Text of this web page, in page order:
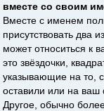
вместе со своим
Вместе с именем
присутствовать два
может относиться к
это звёздочки,
указывающие на то,
оставили или на ваш
Другое, обычно